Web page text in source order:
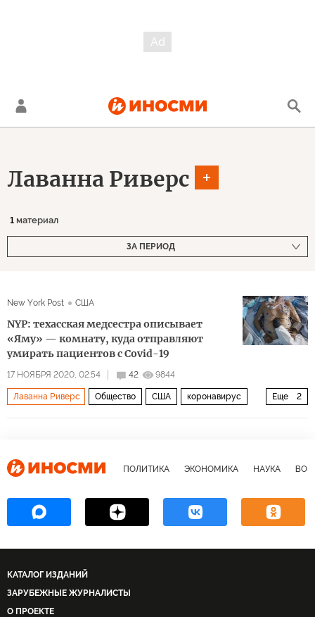
Лаванна Риверс
1 материал
ЗА ПЕРИОД
New York Post США
NYP: техасская медсестра описывает
«Яму» — комнату, куда отправляют
умирать пациентов с Covid-19
17 НОЯБРЯ 2020, 02:54 42 9844
Еще 2
Лаванна Риверс Общество США коронавирус
ПОЛИТИКА ЭКОНОМИКА НАУКА
КАТАЛОГ ИЗДАНИЙ
ЗАРУБЕЖНЫЕ ЖУРНАЛИСТЫ
О ПРОЕКТЕ